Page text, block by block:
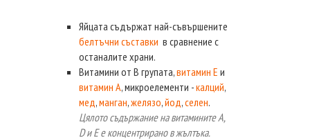
Яйцата съдържат най-съвършените
белтъчни съставки в сравнение с
останалите храни.
Витамини от В групата,витамин E и
витамин A, микроелементи -калций,
мед,манган,желязо,йод,селен.
Цялото съдържание на витамините A,
D и E е концентрирано в жълтъка.